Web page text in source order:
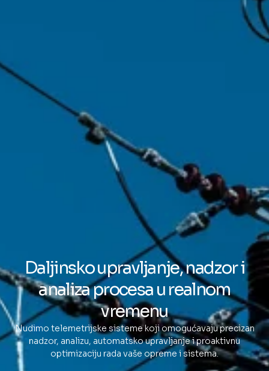
Daljinsko upravljanje, nadzor i
analiza procesa u realnom
vremenu
Nudimo telemetrijske sisteme koji omogućavaju precizan
nadzor, analizu, automatsko upravljanje i proaktivnu
optimizaciju rada vaše opreme i sistema.